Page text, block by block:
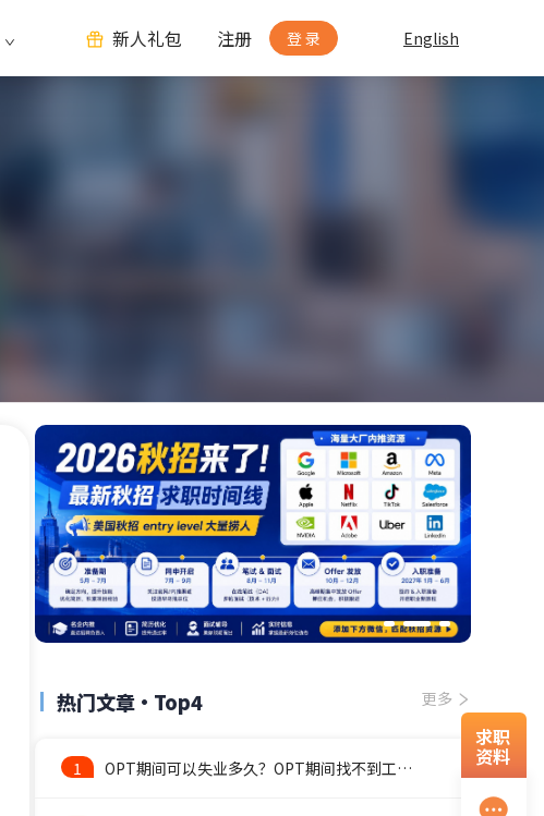
新人礼包 注册 登 录 English
热门文章·Top4 更多
1 OPT期间可以失业多久？OPT期间找不到工作怎么办？
求职
资料